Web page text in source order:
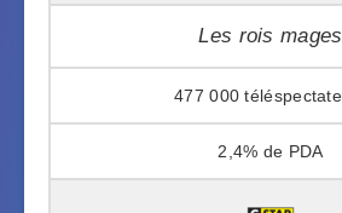
Les rois mages
477 000
2,4%